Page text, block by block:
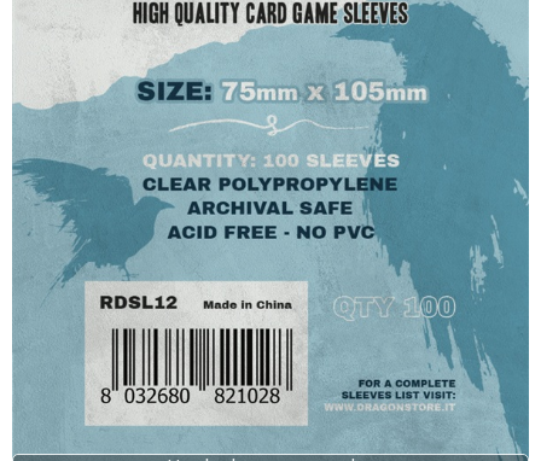
Dadi
Giocattoli e Gadget
Offerte del Dragone